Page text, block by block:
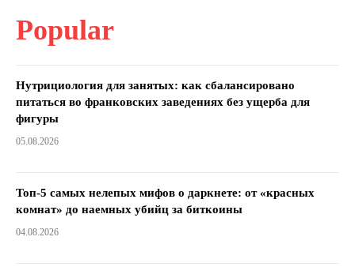
Popular
Нутрициология для занятых: как сбалансировано
питаться во франковских заведениях без ущерба для
фигуры
05.08.2026
Топ-5 самых нелепых мифов о даркнете: от «красных
комнат» до наемных убийц за биткоины
04.08.2026